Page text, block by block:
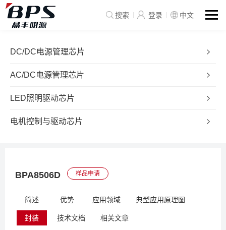
搜索 登录 中文
DC/DC电源管理芯片
AC/DC电源管理芯片
LED照明驱动芯片
电机控制与驱动芯片
BPA8506D 样品申请
简述 优势 应用领域 典型应用原理图
封装 技术文档 相关文章